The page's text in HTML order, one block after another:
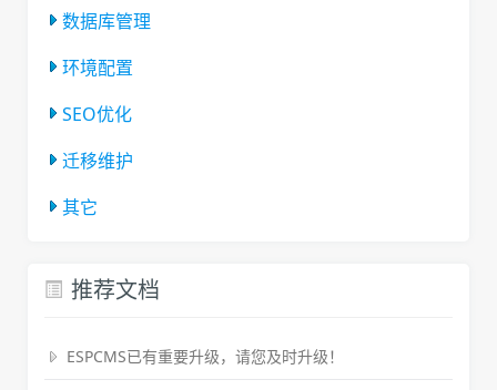
数据库管理
环境配置
SEO优化
迁移维护
其它
推荐文档
ESPCMS已有重要升级，请您及时升级！